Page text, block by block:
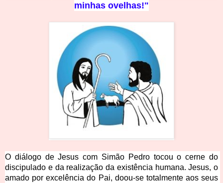
minhas ovelhas!"
O diálogo de Jesus com Simão Pedro tocou o cerne do
discipulado e da realização da existência humana. Jesus, o
amado por excelência do Pai, doou-se totalmente aos seus